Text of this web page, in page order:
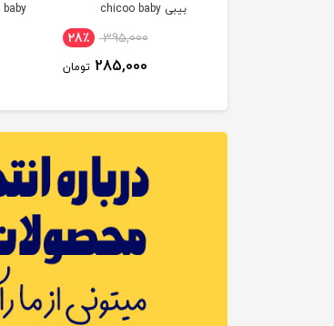
بیبی chicoo baby
395,000 28٪
285,000 تومان